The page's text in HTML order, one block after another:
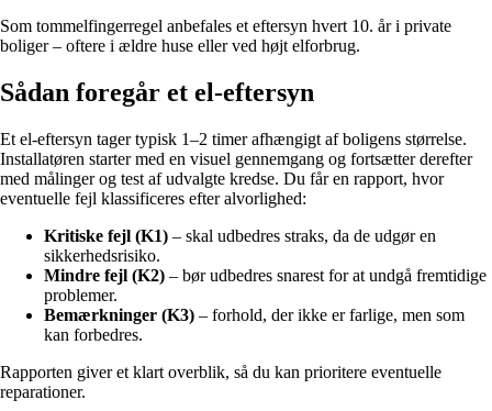
Som tommelfingerregel anbefales et eftersyn hvert 10. år i private
boliger – oftere i ældre huse eller ved højt elforbrug.
Sådan foregår et el-eftersyn
Et el-eftersyn tager typisk 1–2 timer afhængigt af boligens størrelse.
Installatøren starter med en visuel gennemgang og fortsætter derefter
med målinger og test af udvalgte kredse. Du får en rapport, hvor
eventuelle fejl klassificeres efter alvorlighed:
Kritiske fejl (K1) – skal udbedres straks, da de udgør en
sikkerhedsrisiko.
Mindre fejl (K2) – bør udbedres snarest for at undgå fremtidige
problemer.
Bemærkninger (K3) – forhold, der ikke er farlige, men som
kan forbedres.
Rapporten giver et klart overblik, så du kan prioritere eventuelle
reparationer.